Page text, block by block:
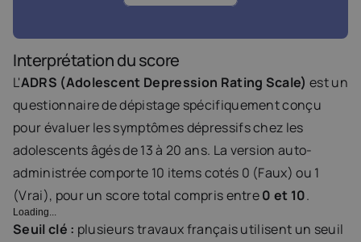
Interprétation du score
L'ADRS (Adolescent Depression Rating Scale) est un
questionnaire de dépistage spécifiquement conçu
pour évaluer les symptômes dépressifs chez les
adolescents âgés de 13 à 20 ans. La version auto-
administrée comporte 10 items cotés 0 (Faux) ou 1
(Vrai), pour un score total compris entre 0 et 10.
Loading...
Seuil clé : plusieurs travaux français utilisent un seuil